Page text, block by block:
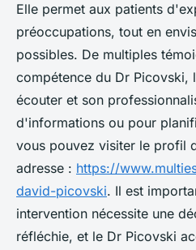
Elle permet aux patients
préoccupations, tout en
possibles. De multiples
compétence du Dr Picovski,
écouter et son
d'informations ou pour
vous pouvez visiter le profil
adresse : https://
david-picovski. Il est
intervention nécessite une
réfléchie, et le Dr Picovski